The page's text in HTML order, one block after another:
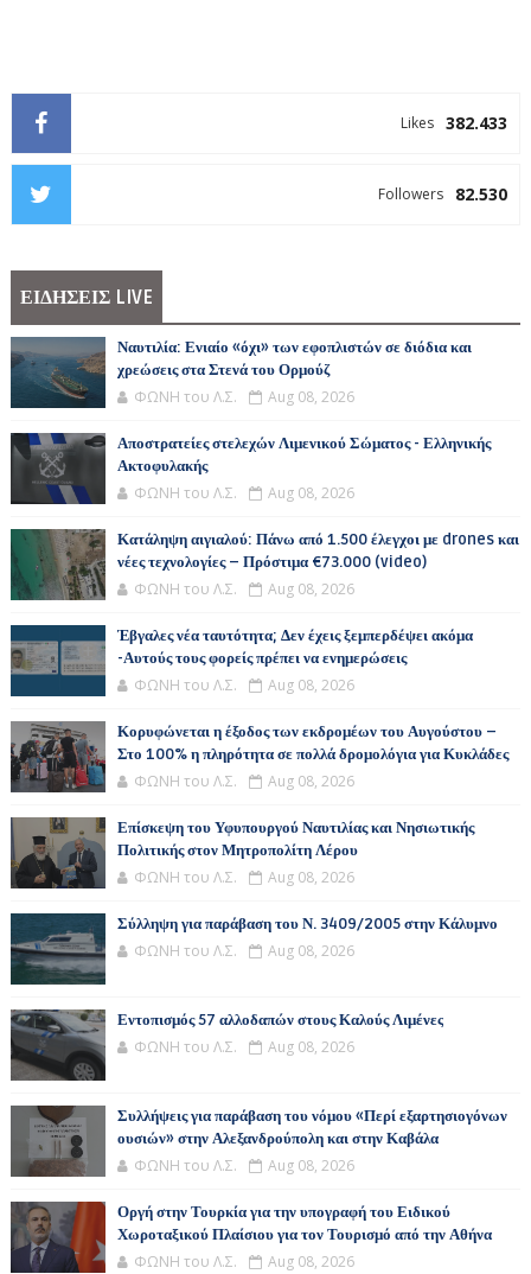
382.433
Likes
82.530
Followers
ΕΙΔΗΣΕΙΣ LIVE
Ναυτιλία: Ενιαίο «όχι» των εφοπλιστών σε διόδια και
χρεώσεις στα Στενά του Ορμούζ
ΦΩΝΗ του Λ.Σ. Aug 08, 2026
Αποστρατείες στελεχών Λιμενικού Σώματος - Ελληνικής
Ακτοφυλακής
ΦΩΝΗ του Λ.Σ. Aug 08, 2026
Κατάληψη αιγιαλού: Πάνω από 1.500 έλεγχοι με drones και
νέες τεχνολογίες – Πρόστιμα €73.000 (video)
ΦΩΝΗ του Λ.Σ. Aug 08, 2026
Έβγαλες νέα ταυτότητα; Δεν έχεις ξεμπερδέψει ακόμα
-Αυτούς τους φορείς πρέπει να ενημερώσεις
ΦΩΝΗ του Λ.Σ. Aug 08, 2026
Κορυφώνεται η έξοδος των εκδρομέων του Αυγούστου –
Στο 100% η πληρότητα σε πολλά δρομολόγια για Κυκλάδες
ΦΩΝΗ του Λ.Σ. Aug 08, 2026
Επίσκεψη του Υφυπουργού Ναυτιλίας και Νησιωτικής
Πολιτικής στον Μητροπολίτη Λέρου
ΦΩΝΗ του Λ.Σ. Aug 08, 2026
Σύλληψη για παράβαση του Ν. 3409/2005 στην Κάλυμνο
ΦΩΝΗ του Λ.Σ. Aug 08, 2026
Εντοπισμός 57 αλλοδαπών στους Καλούς Λιμένες
ΦΩΝΗ του Λ.Σ. Aug 08, 2026
Συλλήψεις για παράβαση του νόμου «Περί εξαρτησιογόνων
ουσιών» στην Αλεξανδρούπολη και στην Καβάλα
ΦΩΝΗ του Λ.Σ. Aug 08, 2026
Οργή στην Τουρκία για την υπογραφή του Ειδικού
Χωροταξικού Πλαίσιου για τον Τουρισμό από την Αθήνα
ΦΩΝΗ του Λ.Σ. Aug 08, 2026